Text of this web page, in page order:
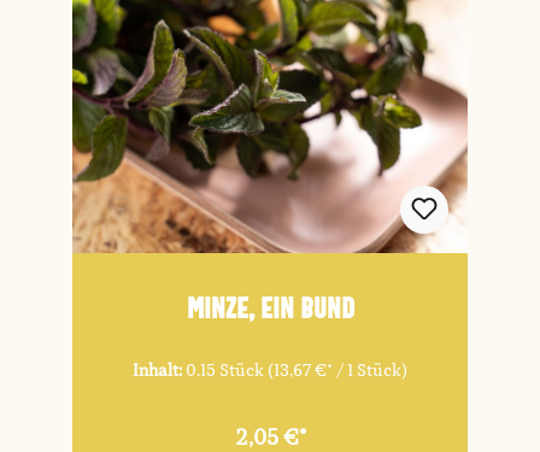
Minze, ein Bund
Inhalt: 0.15 Stück (13,67 €* / 1 Stück)
2,05 €*